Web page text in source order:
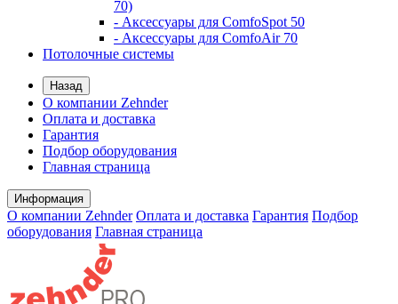
70)
- Аксессуары для ComfoSpot 50
- Аксессуары для ComfoAir 70
Потолочные системы
Назад
О компании Zehnder
Оплата и доставка
Гарантия
Подбор оборудования
Главная страница
Информация
О компании Zehnder Оплата и доставка Гарантия Подбор
оборудования Главная страница